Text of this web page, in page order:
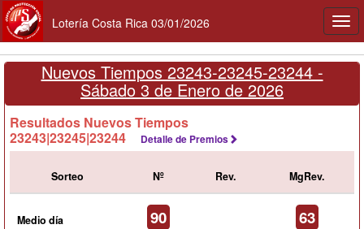
Lotería Costa Rica 03/01/2026
Nuevos Tiempos 23243-23245-23244 -
Sábado 3 de Enero de 2026
Resultados Nuevos Tiempos
23243|23245|23244
Detalle de Premios
Sorteo Nº Rev. MgRev.
Medio día 90 63